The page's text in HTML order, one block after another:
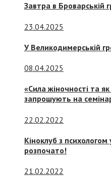
Завтра в Броварській
23.04.2025
У Великодимерській
08.04.2025
«Сила жіночності та
запрошують на
22.02.2022
Кіноклуб з
розпочато!
21.02.2022